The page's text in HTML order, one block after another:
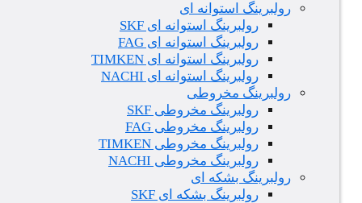
رولبرینگ استوانه ای
رولبرینگ استوانه ای SKF
رولبرینگ استوانه ای FAG
رولبرینگ استوانه ای TIMKEN
رولبرینگ استوانه ای NACHI
رولبرینگ مخروطی
رولبرینگ مخروطی SKF
رولبرینگ مخروطی FAG
رولبرینگ مخروطی TIMKEN
رولبرینگ مخروطی NACHI
رولبرینگ بشکه ای
رولبرینگ بشکه ای SKF